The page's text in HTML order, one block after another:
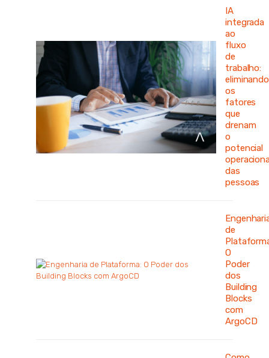
IA
integrada
ao
fluxo
de
trabalho:
eliminando
os
fatores
que
drenam
o
potencial
das
pessoas
de
O
Poder
dos
Building
Blocks
com
ArgoCD